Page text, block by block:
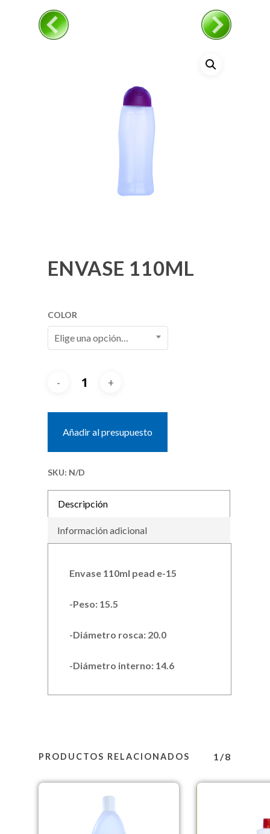
ENVASE 110ML
COLOR
Elige una opción…
Añadir al presupuesto
SKU: N/D
Descripción
Información adicional
Envase 110ml pead e-15
-Peso: 15.5
-Diámetro rosca: 20.0
-Diámetro interno: 14.6
PRODUCTOS RELACIONADOS 1/8